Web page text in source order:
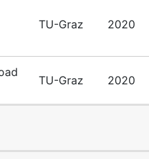
TU-Graz 2020
TU-Graz 2020